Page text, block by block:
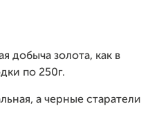
добыча золота, как в
по 250г.
а черные старатели